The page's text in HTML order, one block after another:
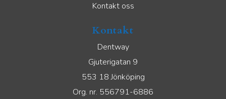
Kontakt oss
Kontakt
Dentway
Gjuterigatan 9
553 18 Jönköping
Org. nr. 556791-6886